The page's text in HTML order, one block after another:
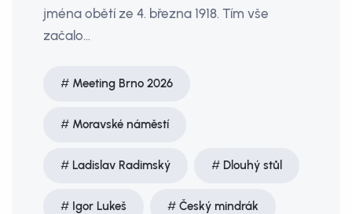
jména obětí ze 4. března 1918. Tím vše
začalo…
Meeting Brno 2026
Moravské náměstí
Ladislav Radimský Dlouhý stůl
Igor Lukeš Český mindrák